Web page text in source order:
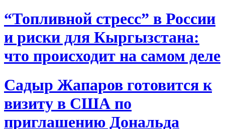
“Топливной стресс” в России
и риски для Кыргызстана:
что происходит на самом деле
Садыр Жапаров готовится к
визиту в США по
приглашению Дональда